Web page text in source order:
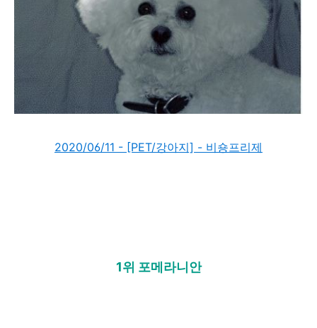
2020/06/11 - [PET/강아지] - 비숑프리제
1위 포메라니안